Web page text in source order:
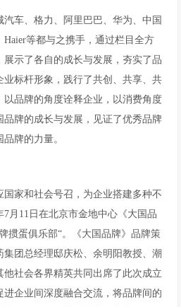
汽车、‌格力、‌阿里巴巴、‌‌华为、中国
等都与之携手，通过栏目全方
示了各自的成长与发展，‌夯实了品
业标杆形象，‌践行了共创、‌共享、‌共
以品牌的角度诠释企业，以消费角度
牌的成长与发展，见证了优秀品牌
牌的力量。
国家和社会号召，为企业搭建多种不
7月11日在北京市金地中心《大国品
掼蛋俱乐部“。《大国品牌》品牌策
团总经理邸庆松、余明阳教授、潮
社会各界精英共同出席了此次成立
企业间深度融合交流，将品牌间的